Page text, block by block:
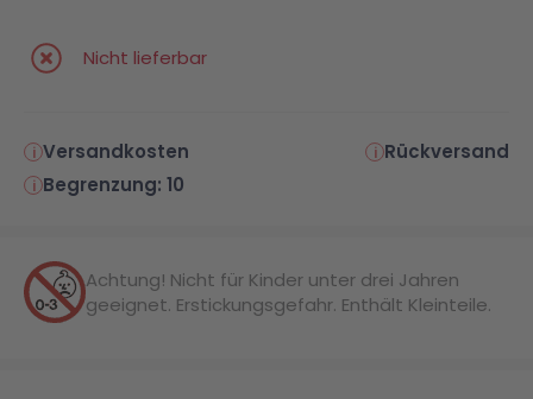
Nicht lieferbar
Versandkosten
Rückversand
Begrenzung: 10
Achtung! Nicht für Kinder unter drei Jahren
geeignet. Erstickungsgefahr. Enthält Kleinteile.